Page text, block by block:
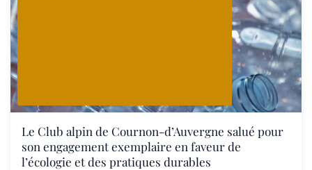
Le Club alpin de Cournon-d’Auvergne salué pour
son engagement exemplaire en faveur de
l’écologie et des pratiques durables